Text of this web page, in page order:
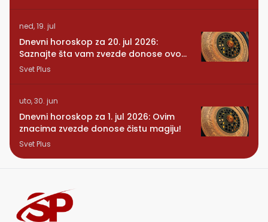
ned, 19. jul
Dnevni horoskop za 20. jul 2026:
Saznajte šta vam zvezde donose ovog
ponedeljka
Svet Plus
uto, 30. jun
Dnevni horoskop za 1. jul 2026: Ovim
znacima zvezde donose čistu magiju!
Svet Plus